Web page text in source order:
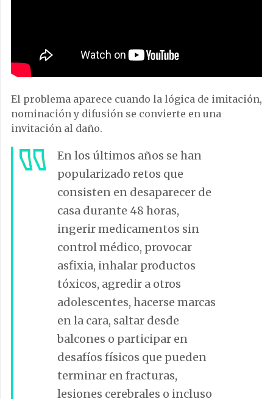
El problema aparece cuando la lógica de imitación,
nominación y difusión se convierte en una
invitación al daño.
En los últimos años se han
popularizado retos que
consisten en desaparecer de
casa durante 48 horas,
ingerir medicamentos sin
control médico, provocar
asfixia, inhalar productos
tóxicos, agredir a otros
adolescentes, hacerse marcas
en la cara, saltar desde
balcones o participar en
desafíos físicos que pueden
terminar en fracturas,
lesiones cerebrales o incluso